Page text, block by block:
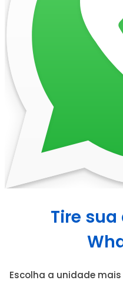
Tire
Escolha a unidade